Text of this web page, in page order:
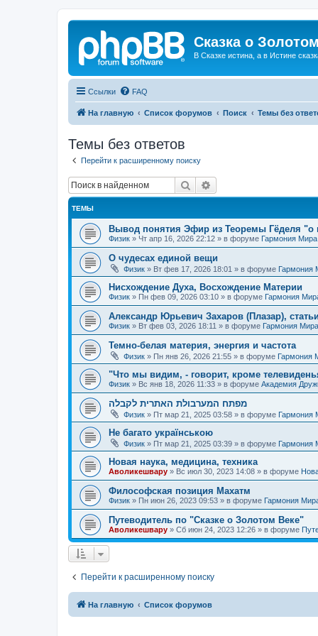
Сказка о
В Сказке истина, а в Истине
Ссылки FAQ
На главную Список форумов Поиск Темы без
Темы без ответов
Перейти к расширенному поиску
Поиск
ТЕМЫ
Вывод понятия Эфир из Теоремы Гёделя "о
Физик » Чт апр 16, 2026 22:12 » в форуме Гармония Мира
О чудесах единой вещи
Физик » Вт фев 17, 2026 18:01 » в форуме Гармония
Нисхождение Духа, Восхождение Материи
Физик » Пн фев 09, 2026 03:10 » в форуме Гармония
Александр Юрьевич Захаров (Плазар), статьи
Физик » Вт фев 03, 2026 18:11 » в форуме Гармония Мира
Темно-белая материя, энергия и частота
Физик » Пн янв 26, 2026 21:55 » в форуме Гармония
"Что мы видим, - говорит, кроме
Физик » Вс янв 18, 2026 11:33 » в форуме Академия
מפתח המערבולת האתרית לקבלה
Физик » Пт мар 21, 2025 03:58 » в форуме Гармония
Не багато українською
Физик » Пт мар 21, 2025 03:39 » в форуме Гармония
Новая наука, медицина, техника
Аволикешвару » Вс июл 30, 2023 14:08 » в форуме
Философская позиция Махатм
Физик » Пн июн 26, 2023 09:53 » в форуме Гармония
Путеводитель по "Сказке о Золотом Веке"
Аволикешвару » Сб июн 24, 2023 12:26 » в форуме
Перейти к расширенному поиску
На главную Список форумов